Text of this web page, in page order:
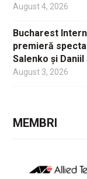
August 4, 2026
Bucharest
premieră
Salenko și Daniil
August 3, 2026
MEMBRI